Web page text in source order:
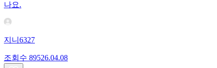
나요.
지니6327
조회수 89526.04.08